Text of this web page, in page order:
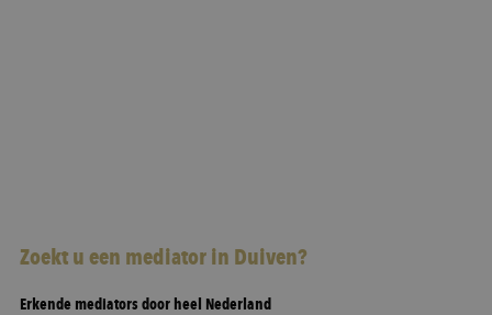
Zoekt u een mediator in Duiven?
Erkende mediators door heel Nederland